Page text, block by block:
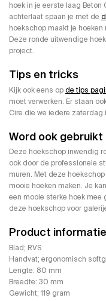
hoek in je eerste laag
achterlaat spaan je met de
hoekschop maakt je
Deze ronde uitwendige
project.
Tips en tricks
Kijk ook eens opde tips
moet verwerken. Er staan
Cire die we iedere zaterdag
Word ook
Deze hoekschop inwendig
ook door de professionele
muren. Met deze
mooie hoeken maken. Je
een mooie sterke hoek mee
deze hoekschop voor
Product informatie
Blad; RVS
Handvat; ergonomisch
Lengte: 80 mm
Breedte: 30 mm
Gewicht; 119 gram